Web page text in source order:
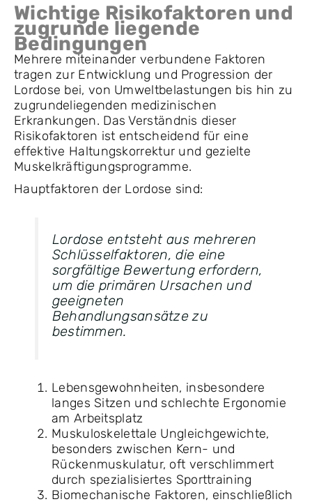
Wichtige Risikofaktoren und
zugrunde liegende
Bedingungen
Mehrere miteinander verbundene Faktoren
tragen zur Entwicklung und Progression der
Lordose bei, von Umweltbelastungen bis hin zu
zugrundeliegenden medizinischen
Erkrankungen. Das Verständnis dieser
Risikofaktoren ist entscheidend für eine
effektive Haltungskorrektur und gezielte
Muskelkräftigungsprogramme.
Hauptfaktoren der Lordose sind:
Lordose entsteht aus mehreren
Schlüsselfaktoren, die eine
sorgfältige Bewertung erfordern,
um die primären Ursachen und
geeigneten
Behandlungsansätze zu
bestimmen.
Lebensgewohnheiten, insbesondere
langes Sitzen und schlechte Ergonomie
am Arbeitsplatz
Muskuloskelettale Ungleichgewichte,
besonders zwischen Kern- und
Rückenmuskulatur, oft verschlimmert
durch spezialisiertes Sporttraining
Biomechanische Faktoren, einschließlich